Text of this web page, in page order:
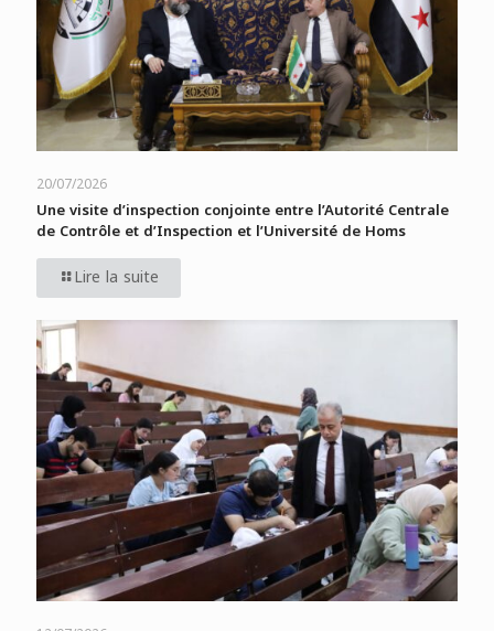
20/07/2026
Une visite d’inspection conjointe entre l’Autorité Centrale
de Contrôle et d’Inspection et l’Université de Homs
Lire la suite